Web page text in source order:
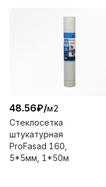
48.56₽/м2
Стеклосетка
штукатурная
ProFasad 160,
5*5мм, 1*50м